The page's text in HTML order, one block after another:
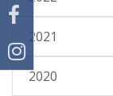
2021
2020